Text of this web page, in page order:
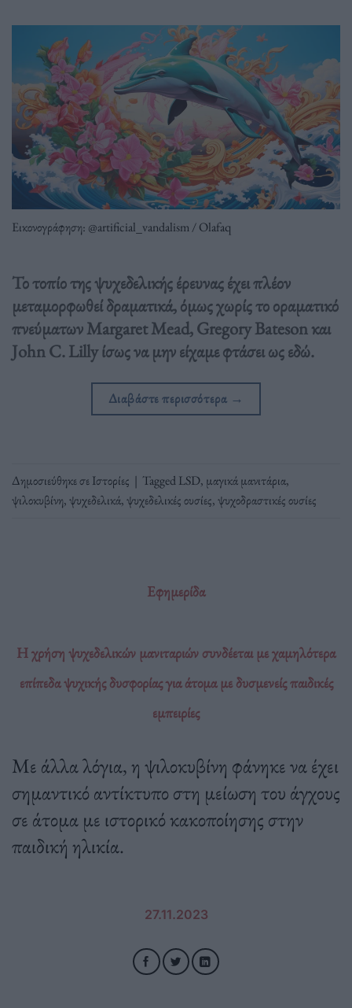
Εικονογράφηση: @artificial_vandalism / Olafaq
Το τοπίο της ψυχεδελικής έρευνας έχει πλέον
μεταμορφωθεί δραματικά, όμως χωρίς το οραματικό
πνεύματων Margaret Mead, Gregory Bateson και
John C. Lilly ίσως να μην είχαμε φτάσει ως εδώ.
Διαβάστε περισσότερα →
Δημοσιεύθηκε σεΙστορίες | TaggedLSD, μαγικά μανιτάρια,
ψιλοκυβίνη,ψυχεδελικά,ψυχεδελικές ουσίες,ψυχοδραστικές ουσίες
Εφημερίδα
Η χρήση ψυχεδελικών μανιταριών συνδέεται με χαμηλότερα
επίπεδα ψυχικής δυσφορίας για άτομα με δυσμενείς παιδικές
εμπειρίες
Με άλλα λόγια, η ψιλοκυβίνη φάνηκε να έχει
σημαντικό αντίκτυπο στη μείωση του άγχους
σε άτομα με ιστορικό κακοποίησης στην
παιδική ηλικία.
27.11.2023